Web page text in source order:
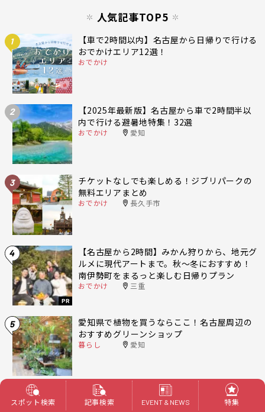
人気記事TOP5
1
【車で2時間以内】名古屋から日帰りで行ける
おでかけエリア12選！
おでかけ
2
【2025年最新版】名古屋から車で2時間半以
内で行ける避暑地特集！32選
おでかけ 愛知
3
チケットなしでも楽しめる！ジブリパークの
無料エリアまとめ
おでかけ 長久手市
4
PR
【名古屋から2時間】みかん狩りから、地元グ
ルメに現代アートまで。秋〜冬におすすめ！
南伊勢町をまるっと楽しむ日帰りプラン
おでかけ 三重
5
愛知県で植物を買うならここ！名古屋周辺の
おすすめグリーンショップ
暮らし 愛知
人気記事一覧へ
スポット検索 記事検索 EVENT & NEWS 特集